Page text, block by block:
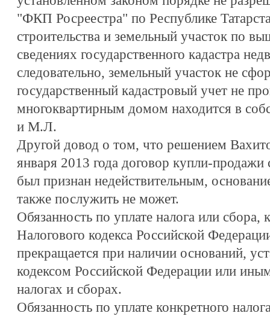
"ФКП Росреестра" по Республике
строительства и земельный участок по
сведениях государственного кадастра
следовательно, земельный участок не
государственный кадастровый учет не
многоквартирным домом находится в
и М.Л.
Другой довод о том, что решением
января 2013 года договор купли-продажи
был признан недействительным,
также послужить не может.
Обязанность по уплате налога или сбора,
Налогового кодекса Российской
прекращается при наличии оснований,
кодексом Российской Федерации или
налогах и сборах.
Обязанность по уплате конкретного